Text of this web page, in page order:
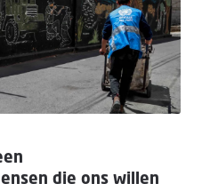
die ons willen